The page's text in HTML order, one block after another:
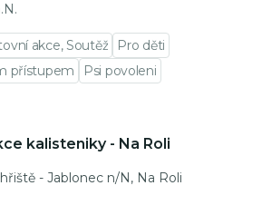
akce, Soutěž
Pro děti
přístupem
Psi povoleni
kalisteniky - Na Roli
- Jablonec n/N, Na Roli